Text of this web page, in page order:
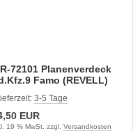
72101 Planenverdeck
Famo (REVELL)
3-5 Tage
EUR
19 % MwSt. zzgl. Versandkosten